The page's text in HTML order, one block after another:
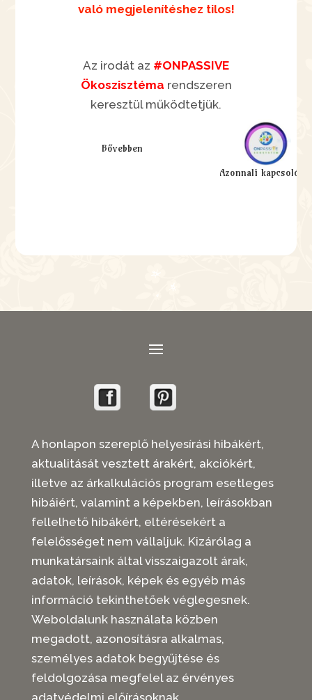
való megjelenítéshez tilos!
Az irodát az #ONPASSIVE
Ökoszisztéma rendszeren
keresztül működtetjük.
Bővebben
Azonnali
A honlapon szereplő helyesírási hibákért,
aktualitását vesztett árakért, akciókért,
illetve az árkalkulációs program esetleges
hibáiért, valamint a képekben, leírásokban
fellelhető hibákért, eltérésekért a
felelősséget nem vállaljuk. Kizárólag a
munkatársaink által visszaigazolt árak,
adatok, leírások, képek és egyéb más
információ tekinthetőek véglegesnek.
Weboldalunk használata közben
megadott, azonosításra alkalmas,
személyes adatok begyűjtése és
feldolgozása megfelel az érvényes